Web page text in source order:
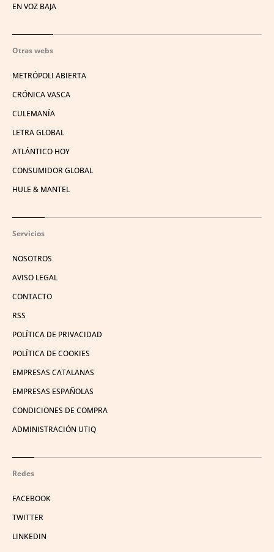
EN VOZ BAJA
Otras webs
METRÓPOLI ABIERTA
CRÓNICA VASCA
CULEMANÍA
LETRA GLOBAL
ATLÁNTICO HOY
CONSUMIDOR GLOBAL
HULE & MANTEL
Servicios
NOSOTROS
AVISO LEGAL
CONTACTO
RSS
POLÍTICA DE PRIVACIDAD
POLÍTICA DE COOKIES
EMPRESAS CATALANAS
EMPRESAS ESPAÑOLAS
CONDICIONES DE COMPRA
ADMINISTRACIÓN UTIQ
Redes
FACEBOOK
TWITTER
LINKEDIN